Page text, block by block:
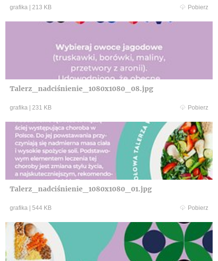
grafika 213 KB Pobierz
Talerz_nadciśnienie_1080x1080_08.jpg
grafika 231 KB Pobierz
Talerz_nadciśnienie_1080x1080_01.jpg
grafika 544 KB Pobierz